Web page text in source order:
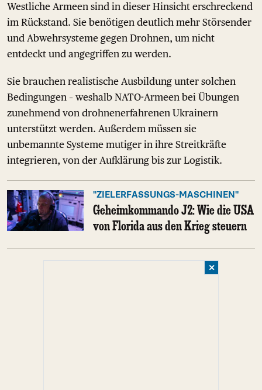
Westliche Armeen sind in dieser Hinsicht erschreckend
im Rückstand. Sie benötigen deutlich mehr Störsender
und Abwehrsysteme gegen Drohnen, um nicht
entdeckt und angegriffen zu werden.
Sie brauchen realistische Ausbildung unter solchen
Bedingungen – weshalb NATO-Armeen bei Übungen
zunehmend von drohnenerfahrenen Ukrainern
unterstützt werden. Außerdem müssen sie
unbemannte Systeme mutiger in ihre Streitkräfte
integrieren, von der Aufklärung bis zur Logistik.
"ZIELERFASSUNGS-MASCHINEN"
Geheimkommando J2: Wie die USA
von Florida aus den Krieg steuern
✕